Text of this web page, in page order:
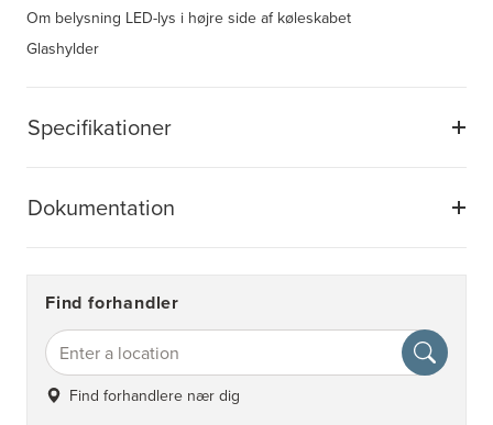
Specifikationer
Dokumentation
Om belysning LED-lys i højre side af køleskabet
Glashylder
Find forhandler
Find forhandlere nær dig